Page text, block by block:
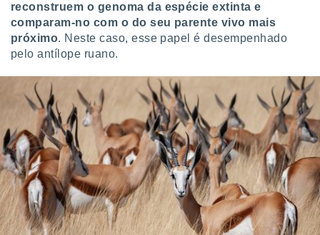
reconstruem o genoma da espécie extinta e
comparam-no com o do seu parente vivo mais
próximo. Neste caso, esse papel é desempenhado
pelo antílope ruano.